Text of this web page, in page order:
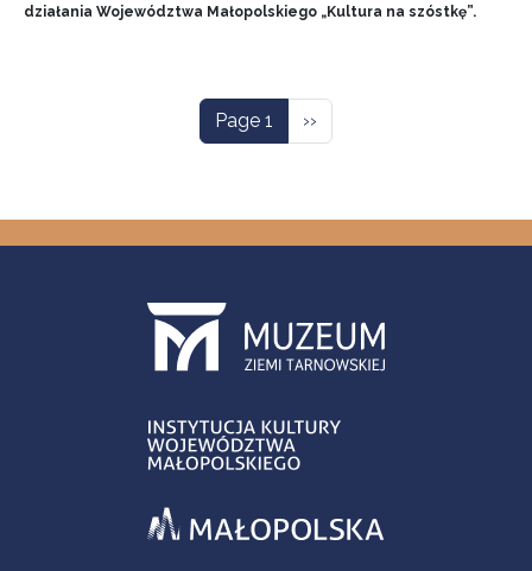
działania Województwa Małopolskiego „Kultura na szóstkę”.
Page 1 Next page
››